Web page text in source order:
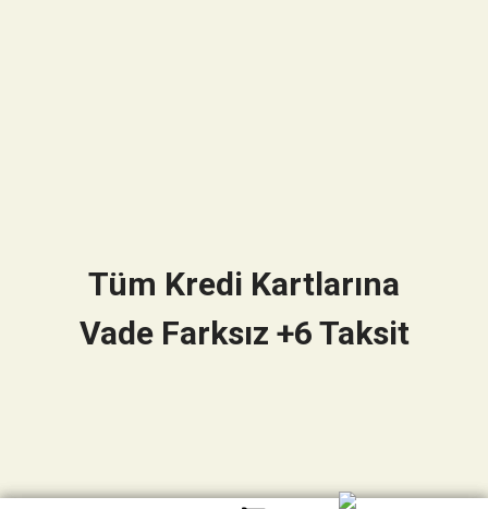
Tüm Kredi Kartlarına
Vade Farksız +6 Taksit